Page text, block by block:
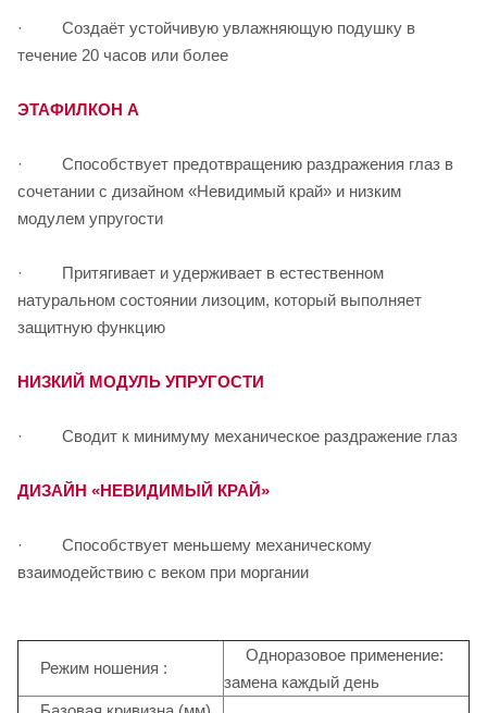
+0.75
+1.00
+2.25
+2.50
+2.75
+3.25
· Создаёт устойчивую увлажняющую подушку в
течение 20 часов или более
ЭТАФИЛКОН А
· Способствует предотвращению раздражения глаз в
сочетании с дизайном «Невидимый край» и низким
модулем упругости
· Притягивает и удерживает в естественном
натуральном состоянии лизоцим, который выполняет
защитную функцию
НИЗКИЙ МОДУЛЬ УПРУГОСТИ
· Сводит к минимуму механическое раздражение глаз
ДИЗАЙН «НЕВИДИМЫЙ КРАЙ»
· Способствует меньшему механическому
взаимодействию с веком при моргании
Режим ношения :
Одноразовое применение:
замена каждый день